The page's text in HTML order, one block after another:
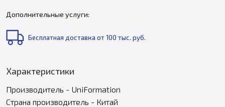
Дополнительные услуги:
Бесплатная доставка от 100 тыс. руб.
Характеристики
Производитель - UniFormation
Страна производитель - Китай